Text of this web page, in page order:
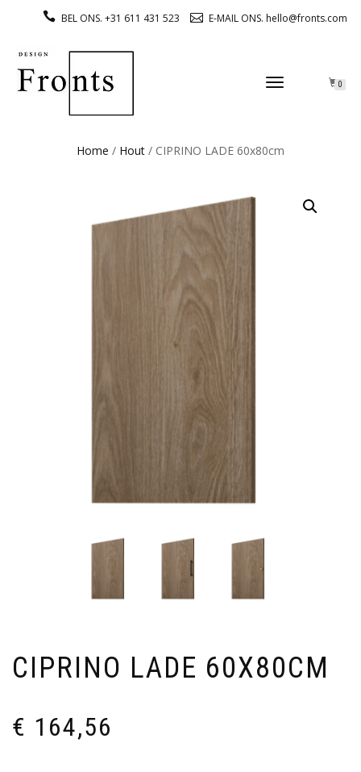
BEL ONS. +31 611 431 523 E-MAIL ONS. hello@fronts.com
TOGGLE
0
Home / Hout / CIPRINO LADE 60x80cm
CIPRINO LADE 60X80CM
€ 164,56